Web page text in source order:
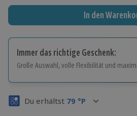
In den
Immer das richtige Geschenk:
Große Auswahl, volle Flexibilität und
Volle Flexibilität
Du erhältst 79 °P